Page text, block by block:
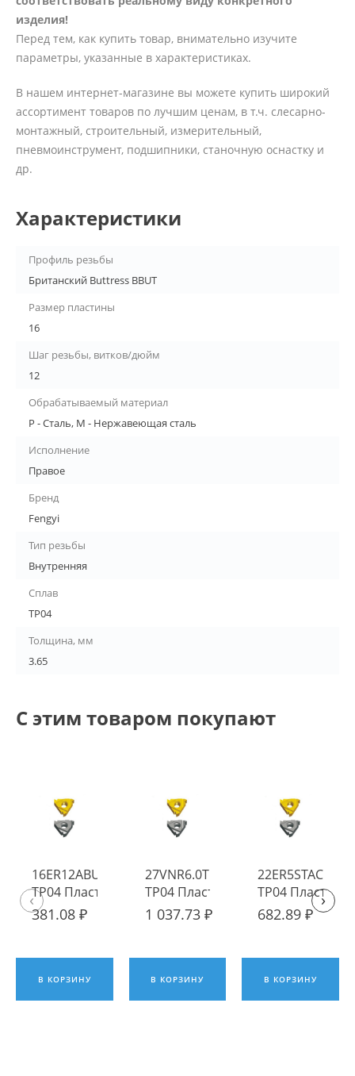
изделия!
Перед тем, как купить товар, внимательно изучите
параметры, указанные в характеристиках.
В нашем интернет-магазине вы можете купить широкий
ассортимент товаров по лучшим ценам, в т.ч. слесарно-
монтажный, строительный, измерительный,
пневмоинструмент, подшипники, станочную оснастку и
др.
Характеристики
Профиль резьбы
Британский Buttress BBUT
Размер пластины
16
Шаг резьбы, витков/дюйм
12
Обрабатываемый материал
P - Сталь, M - Нержавеющая сталь
Исполнение
Правое
Бренд
Fengyi
Тип резьбы
Внутренняя
Сплав
TP04
Толщина, мм
3.65
С этим товаром покупают
16ER12ABUT
TP04 Пластина
твердосплавная
381.08 ₽
В КОРЗИНУ
27VNR6.0TR
TP04 Пластина
твердосплавная
1 037.73 ₽
В КОРЗИНУ
22ER5STACME
TP04 Пластина
682.89 ₽
В КОРЗИНУ
‹ ›